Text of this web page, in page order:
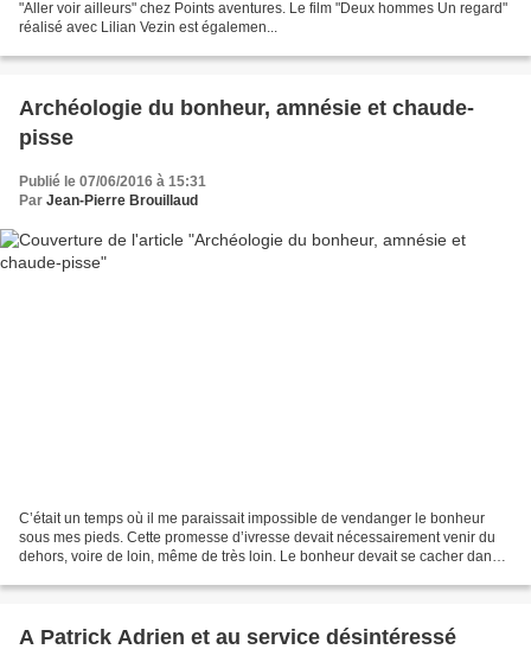
"Aller voir ailleurs" chez Points aventures. Le film "Deux hommes Un regard"
réalisé avec Lilian Vezin est égalemen...
Archéologie du bonheur, amnésie et chaude-
pisse
Publié le 07/06/2016 à 15:31
Par Jean-Pierre Brouillaud
C’était un temps où il me paraissait impossible de vendanger le bonheur
sous mes pieds. Cette promesse d’ivresse devait nécessairement venir du
dehors, voire de loin, même de très loin. Le bonheur devait se cacher dans
A Patrick Adrien et au service désintéressé